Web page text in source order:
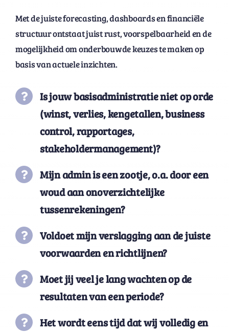
Met de juiste forecasting, dashboards en financiële
structuur ontstaat juist rust, voorspelbaarheid en de
mogelijkheid om onderbouwde keuzes te maken op
basis van actuele inzichten.
Is jouw basisadministratie niet op orde
(winst, verlies, kengetallen, business
control, rapportages,
stakeholdermanagement)?
Mijnadminis een zootje, o.a. door een
woud aan onoverzichtelijke
tussenrekeningen?
Voldoetmijnverslagging aan de juiste
voorwaarden en richtlijnen?
Moet jij veel je lang wachten op de
resultaten van een periode?
Het wordt eens tijd dat wij volledig en